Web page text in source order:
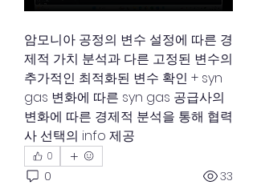
암모니아 공정의 변수 설정에 따른 경
제적 가치 분석과 다른 고정된 변수의
추가적인 최적화된 변수 확인 + syn
gas 변화에 따른 syn gas 공급사의
변화에 따른 경제적 분석을 통해 협력
사 선택의 info 제공
0
0 33